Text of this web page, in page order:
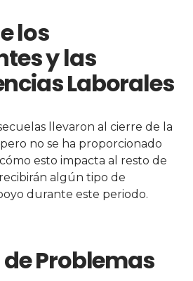
los
y las
Laborales
llevaron al cierre de la
no se ha proporcionado
esto impacta al resto de
algún tipo de
durante este periodo.
de Problemas